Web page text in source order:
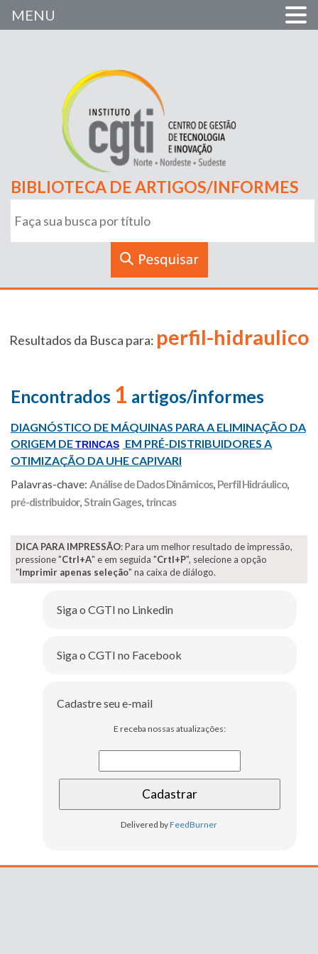
BIBLIOTECA DE ARTIGOS/INFORMES
Resultados da Busca para: perfil-hidraulico
Encontrados 1 artigos/informes
DIAGNÓSTICO DE MÁQUINAS PARA A ELIMINAÇÃO DA
ORIGEM DETRINCAS EM PRÉ-DISTRIBUIDORES A
OTIMIZAÇÃO DA UHE CAPIVARI
Palavras-chave: Análise de Dados Dinâmicos, Perfil Hidráulico,
pré-distribuidor,Strain Gages, trincas
DICA PARA IMPRESSÃO: Para um melhor resultado de impressão,
pressione "Ctrl+A" e em seguida "Crtl+P", selecione a opção
"Imprimir apenas seleção" na caixa de diálogo.
Siga o CGTI no Linkedin
Siga o CGTI no Facebook
Cadastre seu e-mail
E receba nossas atualizações:
Delivered byFeedBurner
MENU